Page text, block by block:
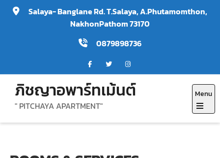
Skip
Salaya- Banglane Rd. T.Salaya, A.Phutamomthon,
NakhonPathom 73170
0879898736
ภิชญาอพาร์ทเม้นต์
" PITCHAYA APARTMENT"
Menu
Open